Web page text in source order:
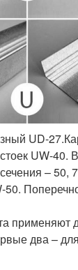
UD-
UW-40.
– 50,
применяют
два –